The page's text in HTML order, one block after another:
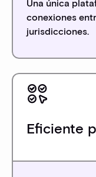
Una única
conexiones
jurisdicciones.
Eficiente